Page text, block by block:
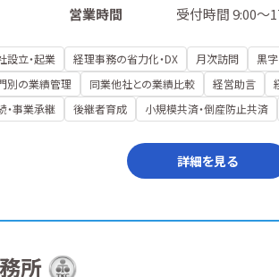
営業時間
受付時間 9:00～
設立・起業 経理事務の省力化・DX 月次訪問 黒
別の業績管理
同業他社との業績比較 経営助言
・事業承継
後継者育成 小規模共済・倒産防止共済
詳細を見る
所